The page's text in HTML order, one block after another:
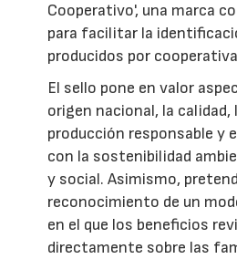
Cooperativo', una marca
para facilitar la
producidos por
El sello pone en valor
origen nacional, la calidad,
producción responsable y
con la sostenibilidad
y social. Asimismo,
reconocimiento de un
en el que los beneficios
directamente sobre las